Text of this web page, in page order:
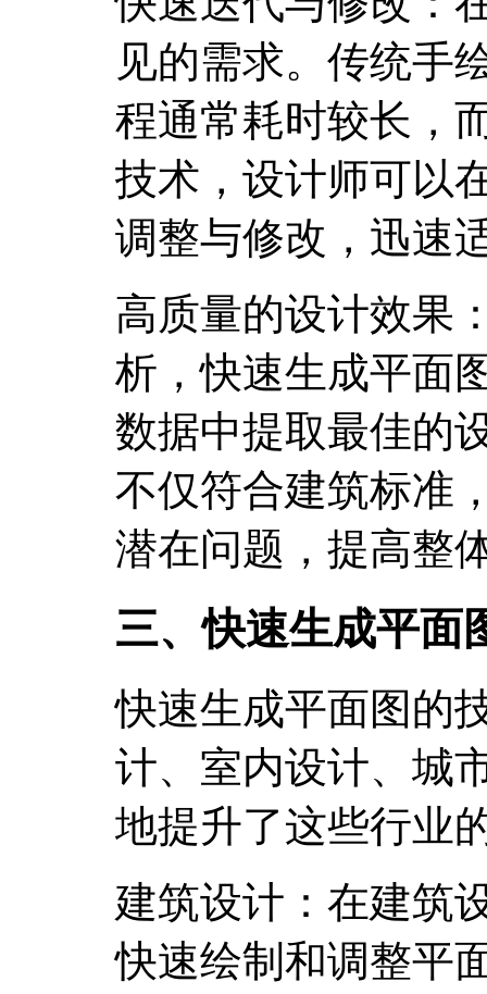
见的需求。传统手
程通常耗时较长，
技术，设计师可以
调整与修改，迅速
高质量的设计效果
析，快速生成平面
数据中提取最佳的
不仅符合建筑标准
潜在问题，提高整
三、快速生成平面
快速生成平面图的
计、室内设计、城
地提升了这些行业
建筑设计：在建筑
快速绘制和调整平